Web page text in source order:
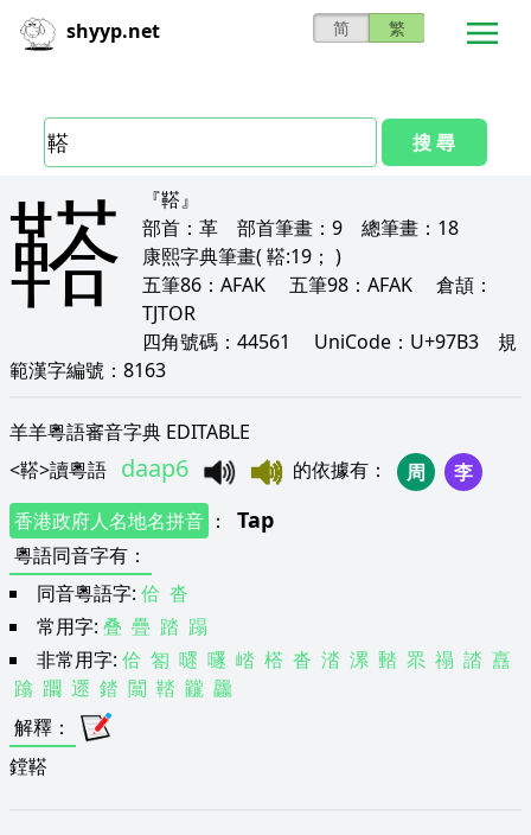
shyyp.net 简 繁
搜 尋
鞳
『鞳』
部首： 革 部首筆畫： 9 總筆畫： 18
康熙字典筆畫( 鞳:19； )
五筆86： AFAK 五筆98： AFAK 倉頡：
TJTOR
四角號碼： 44561 UniCode： U+97B3 規
範漢字編號： 8163
羊羊粵語審音字典 EDITABLE
<鞳>讀粵語 daap6 的依據有 ： 周
李
香港政府人名地名拼音 ： Tap
粵語同音字有 ：
同音粵語字: 佮 沓
常用字: 叠 疊 踏 蹋
非常用字: 佮 匒 嚃 嚺 崉 榙 沓 涾 漯 濌 眔 禢 誻 譶
蹹 躢 遝 錔 闒 鞜 龖 龘
解釋 ：
鏜鞳